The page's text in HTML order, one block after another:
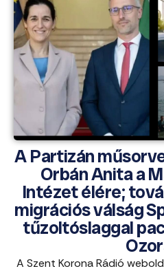
A Partizán
Orbán Anita a
Intézet élére;
migrációs válság
tűzoltóslaggal
A Szent Korona Rádió